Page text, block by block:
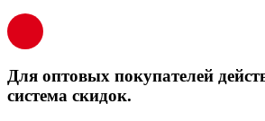
Для оптовых покупателей
система скидок.